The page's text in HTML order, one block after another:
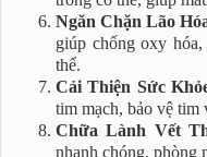
Ngăn Chặn Lão
giúp chống oxy
thể.
Cải Thiện Sức
tim mạch, bảo vệ tim
Chữa Lành Vết
nhanh chóng, phòng